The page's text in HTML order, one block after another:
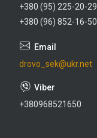
+380 (95) 225-20-29
+380 (96) 852-16-50
drovo_sek@ukr.net
+380968521650